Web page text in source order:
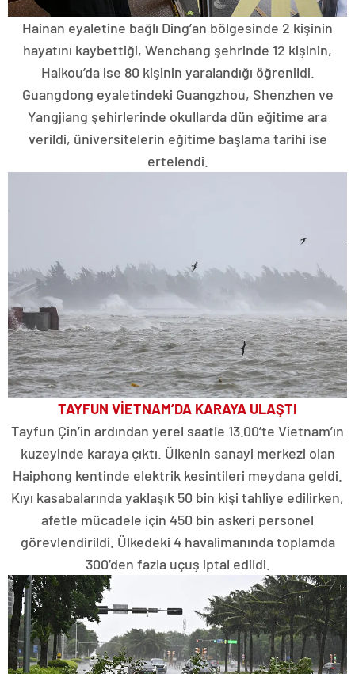
Hainan eyaletine bağlı Ding’an bölgesinde 2 kişinin
hayatını kaybettiği, Wenchang şehrinde 12 kişinin,
Haikou’da ise 80 kişinin yaralandığı öğrenildi.
Guangdong eyaletindeki Guangzhou, Shenzhen ve
Yangjiang şehirlerinde okullarda dün eğitime ara
verildi, üniversitelerin eğitime başlama tarihi ise
ertelendi.
TAYFUN VİETNAM’DA KARAYA ULAŞTI
Tayfun Çin’in ardından yerel saatle 13.00’te Vietnam’ın
kuzeyinde karaya çıktı. Ülkenin sanayi merkezi olan
Haiphong kentinde elektrik kesintileri meydana geldi.
Kıyı kasabalarında yaklaşık 50 bin kişi tahliye edilirken,
afetle mücadele için 450 bin askeri personel
görevlendirildi. Ülkedeki 4 havalimanında toplamda
300’den fazla uçuş iptal edildi.